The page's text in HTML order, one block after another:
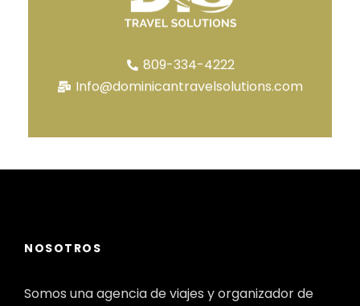
809-334-4222
Info@dominicantravelsolutions.com
NOSOTROS
Somos una agencia de viajes y organizador de